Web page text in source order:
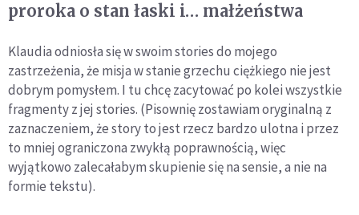
proroka o stan łaski i… małżeństwa
Klaudia odniosła się w swoim stories do mojego
zastrzeżenia, że misja w stanie grzechu ciężkiego nie jest
dobrym pomysłem. I tu chcę zacytować po kolei wszystkie
fragmenty z jej stories. (Pisownię zostawiam oryginalną z
zaznaczeniem, że story to jest rzecz bardzo ulotna i przez
to mniej ograniczona zwykłą poprawnością, więc
wyjątkowo zalecałabym skupienie się na sensie, a nie na
formie tekstu).